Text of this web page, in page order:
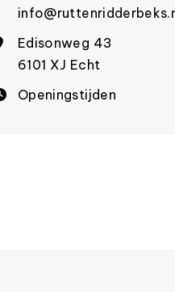
Edisonweg 43
6101 XJ Echt
Openingstijden